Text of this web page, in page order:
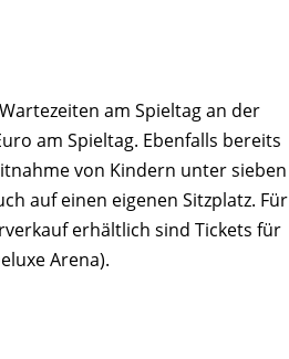
am Spieltag an der
am Spieltag. Ebenfalls bereits
von Kindern unter sieben
auf einen eigenen Sitzplatz. Für
erhältlich sind Tickets für
Arena).